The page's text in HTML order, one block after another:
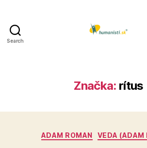
Search
Značka: rítus
Kategórie
ADAM ROMAN VEDA (ADAM